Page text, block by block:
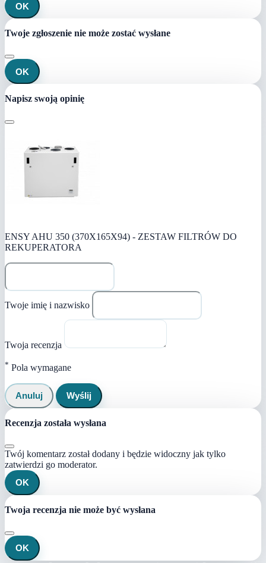
OK
Twoje zgłoszenie nie może zostać wysłane
OK
Napisz swoją opinię
ENSY AHU 350 (370X165X94) - ZESTAW FILTRÓW DO
REKUPERATORA
Twoje imię i nazwisko
Twoja recenzja
* Pola wymagane
Anuluj Wyślij
Recenzja została wysłana
Twój komentarz został dodany i będzie widoczny jak tylko
zatwierdzi go moderator.
OK
Twoja recenzja nie może być wysłana
OK